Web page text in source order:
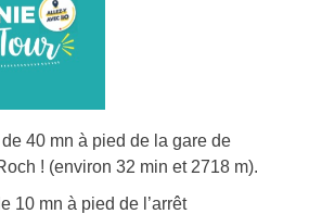
40 mn à pied de la gare de
! (environ 32 min et 2718 m).
10 mn à pied de l’arrêt